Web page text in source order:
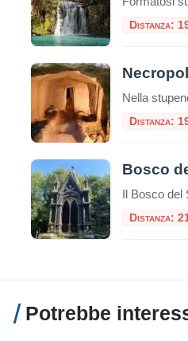
Distanza:
Distanza:
Bosco
Distanza:
Potrebbe